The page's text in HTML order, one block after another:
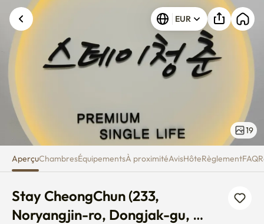
Stay CheongChun (233,
EUR
19
AperçuChambresÉquipementsÀ proximitéAvisHôteRèglementFAQ
Stay CheongChun (233,
Noryangjin-ro, Dongjak-gu,